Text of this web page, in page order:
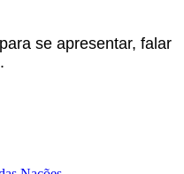
se apresentar, falar